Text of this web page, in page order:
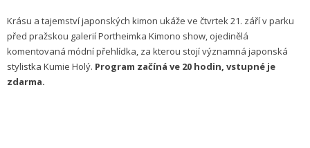
Krásu a tajemství japonských kimon ukáže ve čtvrtek 21. září v parku
před pražskou galerií Portheimka Kimono show, ojedinělá
komentovaná módní přehlídka, za kterou stojí významná japonská
stylistka Kumie Holý. Program začíná ve 20 hodin, vstupné je
zdarma.